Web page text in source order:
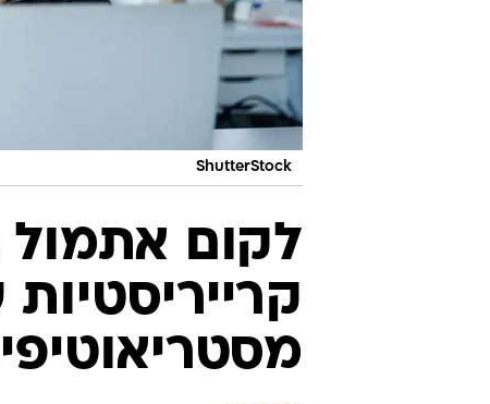
ShutterStock
לקום אתמול
קרייריסטיות